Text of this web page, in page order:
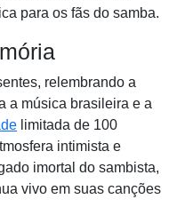
para os fãs do samba.
relembrando a
a música brasileira e a
limitada de 100
intimista e
imortal do sambista,
vivo em suas canções